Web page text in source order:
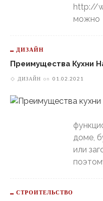
http://
можно
ДИЗАЙН
Преимущества Кухни
ДИЗАЙН on 01.02.2021
доме,
или
СТРОИТЕЛЬСТВО